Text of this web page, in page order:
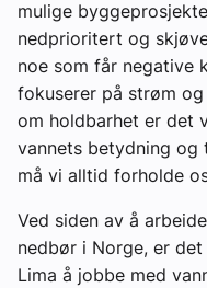
mulige
nedprioritert og
noe som får negative
fokuserer på strøm
om holdbarhet er det
vannets betydning og
må vi alltid forholde
Ved siden av å
nedbør i Norge, er
Lima å jobbe med